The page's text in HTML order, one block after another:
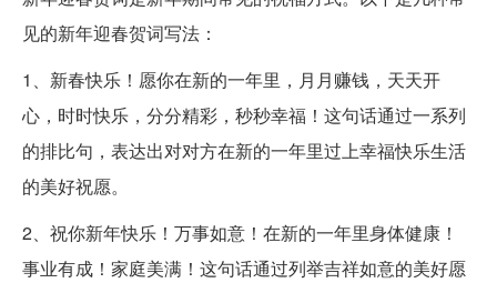
见的新年迎春贺词写法：
1、新春快乐！愿你在新的一年里，月月赚钱，天天开
心，时时快乐，分分精彩，秒秒幸福！这句话通过一系列
的排比句，表达出对对方在新的一年里过上幸福快乐生活
的美好祝愿。
2、祝你新年快乐！万事如意！在新的一年里身体健康！
事业有成！家庭美满！这句话通过列举吉祥如意的美好愿